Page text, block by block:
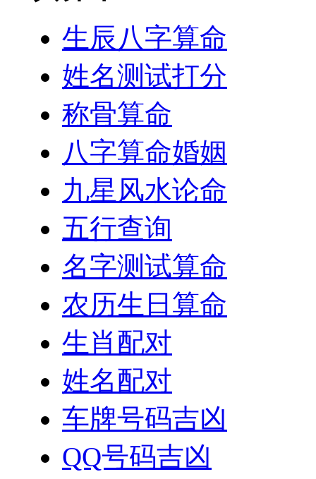
生辰八字算命
姓名测试打分
称骨算命
八字算命婚姻
九星风水论命
五行查询
名字测试算命
农历生日算命
生肖配对
姓名配对
车牌号码吉凶
QQ号码吉凶